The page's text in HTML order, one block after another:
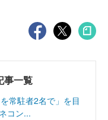
事一覧
常駐者2名で」を目
コン...